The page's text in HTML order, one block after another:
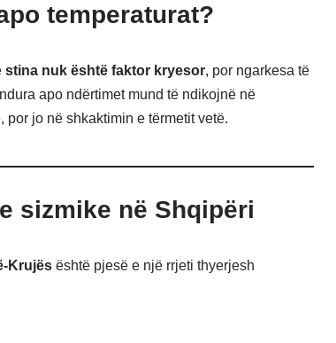
temperaturat?
stina nuk është faktor kryesor, por ngarkesa të
apo ndërtimet mund të ndikojnë në
jo në shkaktimin e tërmetit vetë.
sizmike në Shqipëri
Krujës është pjesë e një rrjeti thyerjesh